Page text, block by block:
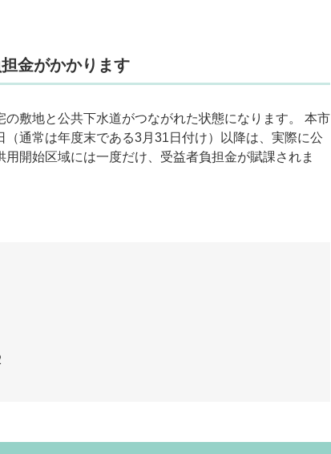
金がかかります
敷地と公共下水道がつながれた状態になります。 本市
通常は年度末である3月31日付け）以降は、実際に公
開始区域には一度だけ、受益者負担金が賦課されま